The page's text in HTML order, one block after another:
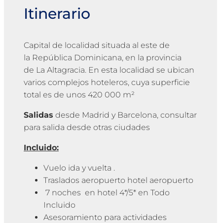
Itinerario
Capital de localidad situada al este de
la República Dominicana, en la provincia
de La Altagracia. En esta localidad se ubican
varios complejos hoteleros, cuya superficie
total es de unos 420 000 m²
Salidas desde Madrid y Barcelona, consultar
para salida desde otras ciudades
Incluido:
Vuelo ida y vuelta .
Traslados aeropuerto hotel aeropuerto
7 noches en hotel 4*/5* en Todo
Incluido
Asesoramiento para actividades